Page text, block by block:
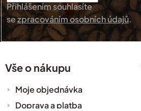
Přihlášením souhlasíte
sezpracováním osobních údajů.
Vše o nákupu
Moje objednávka
Doprava a platba